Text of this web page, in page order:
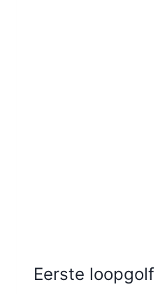
Eerste